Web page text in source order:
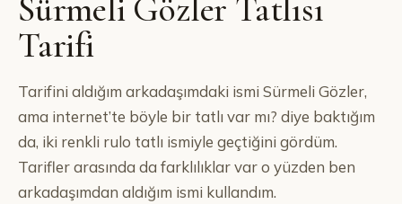
Sürmeli Gözler Tatlısı
Tarifi
Tarifini aldığım arkadaşımdaki ismi Sürmeli Gözler,
ama internet’te böyle bir tatlı var mı? diye baktığım
da, iki renkli rulo tatlı ismiyle geçtiğini gördüm.
Tarifler arasında da farklılıklar var o yüzden ben
arkadaşımdan aldığım ismi kullandım.